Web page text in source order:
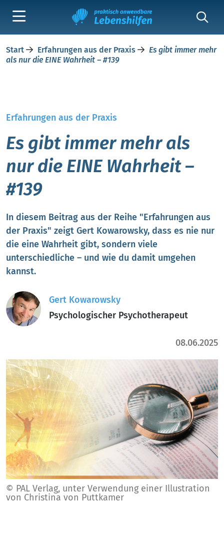
Start Erfahrungen aus der Praxis
Es gibt immer mehr
als nur die EINE Wahrheit – #139
Erfahrungen aus der Praxis
Es gibt immer mehr als
nur die EINE Wahrheit –
#139
In diesem Beitrag aus der Reihe "Erfahrungen aus
der Praxis" zeigt Gert Kowarowsky, dass es nie nur
die eine Wahrheit gibt, sondern viele
unterschiedliche – und wie du damit umgehen
kannst.
Gert Kowarowsky
Psychologischer Psychotherapeut
08.06.2025
© PAL Verlag, unter Verwendung einer Illustration
von Christina von Puttkamer